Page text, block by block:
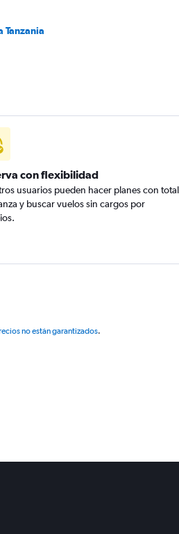
Tanzania
con flexibilidad
usuarios pueden hacer planes con total
y buscar vuelos sin cargos por
no están garantizados.